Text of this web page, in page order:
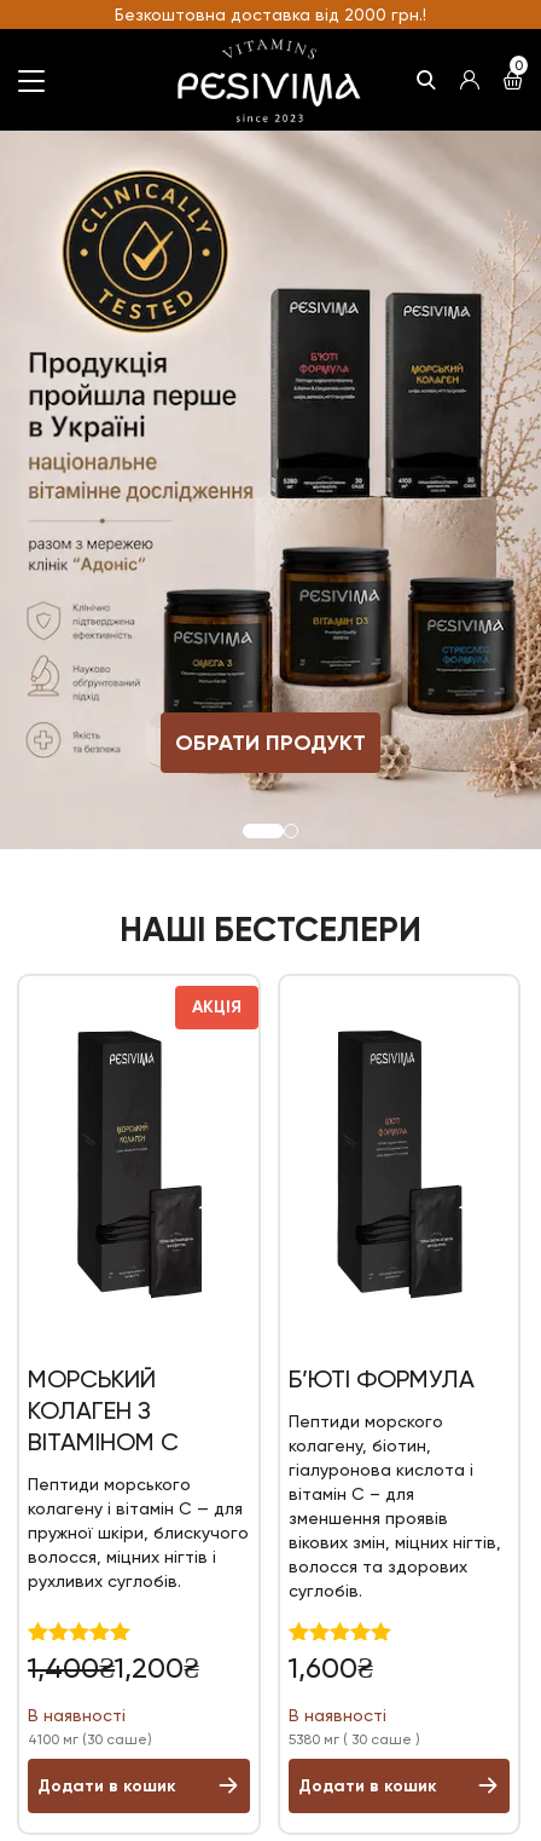
Безкоштовна доставка від 2000 грн.!
0
НАШІ БЕСТСЕЛЕРИ
АКЦІЯ
МОРСЬКИЙ
КОЛАГЕН З
ВІТАМІНОМ С
Пептиди морського
колагену і вітамін С — для
пружної шкіри, блискучого
волосся, міцних нігтів і
рухливих суглобів.
Оцінено в
5.00
1,400₴
Оригінальна
1,400₴.
1,200₴
Поточна
1,200₴.
В наявності
4100 мг (30 саше)
Додати в кошик
Б’ЮТІ ФОРМУЛА
Пептиди морского
колагену, біотин,
гіалуронова кислота і
вітамін С – для
зменшення проявів
вікових змін, міцних нігтів,
волосся та здорових
суглобів.
Оцінено в
4.97
1,600₴
В наявності
5380 мг ( 30 саше )
Додати в кошик